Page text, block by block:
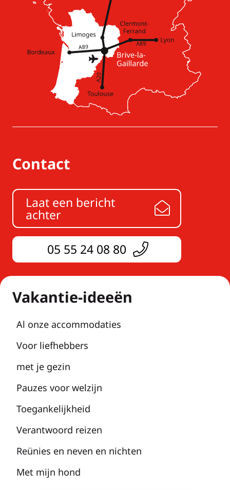
Contact
Laat een bericht
achter
05 55 24 08 80
Vakantie-ideeën
Al onze accommodaties
Voor liefhebbers
met je gezin
Pauzes voor welzijn
Toegankelijkheid
Verantwoord reizen
Reünies en neven en nichten
Met mijn hond